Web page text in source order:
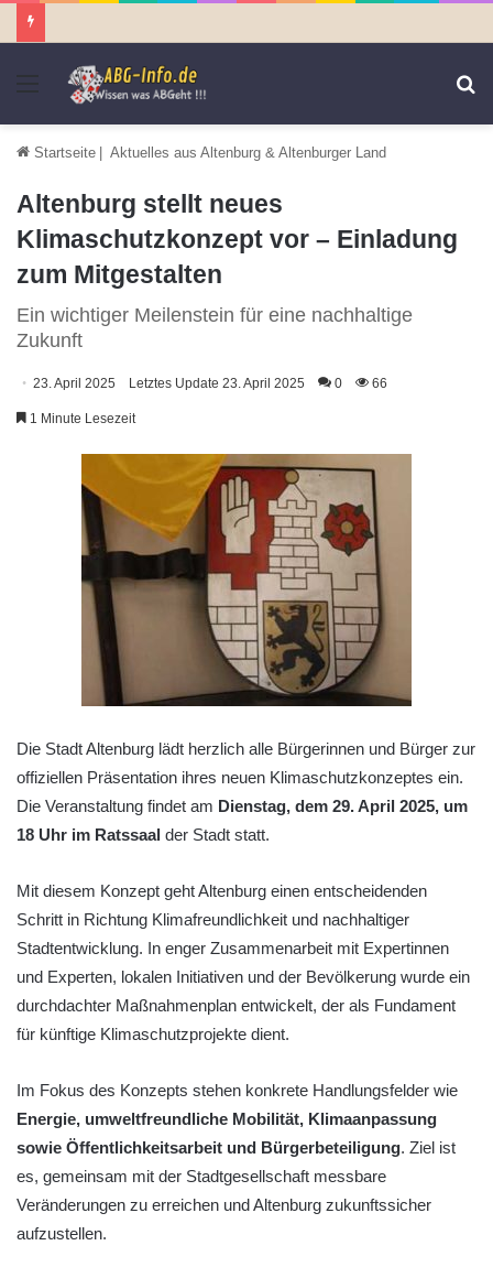
Menü
Startseite | Aktuelles aus Altenburg & Altenburger Land
Altenburg stellt neues
Klimaschutzkonzept vor – Einladung
zum Mitgestalten
Ein wichtiger Meilenstein für eine nachhaltige
Zukunft
23. April 2025 Letztes Update 23. April 2025 0 66
1 Minute Lesezeit
Die Stadt Altenburg lädt herzlich alle Bürgerinnen und Bürger zur
offiziellen Präsentation ihres neuen Klimaschutzkonzeptes ein.
Die Veranstaltung findet am Dienstag, dem 29. April 2025, um
18 Uhr im Ratssaal der Stadt statt.
Mit diesem Konzept geht Altenburg einen entscheidenden
Schritt in Richtung Klimafreundlichkeit und nachhaltiger
Stadtentwicklung. In enger Zusammenarbeit mit Expertinnen
und Experten, lokalen Initiativen und der Bevölkerung wurde ein
durchdachter Maßnahmenplan entwickelt, der als Fundament
für künftige Klimaschutzprojekte dient.
Im Fokus des Konzepts stehen konkrete Handlungsfelder wie
Energie, umweltfreundliche Mobilität, Klimaanpassung
sowie Öffentlichkeitsarbeit und Bürgerbeteiligung. Ziel ist
es, gemeinsam mit der Stadtgesellschaft messbare
Veränderungen zu erreichen und Altenburg zukunftssicher
aufzustellen.